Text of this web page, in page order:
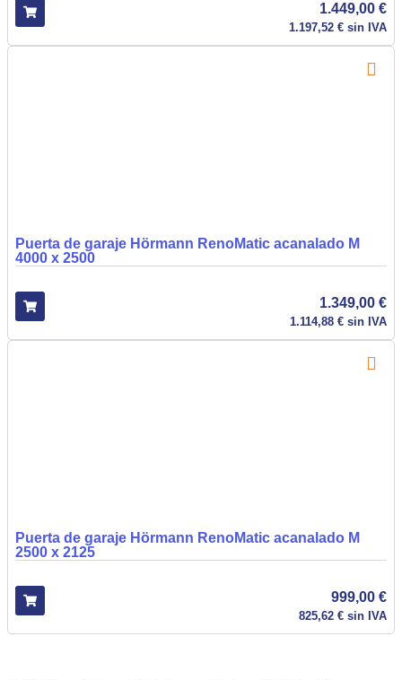
1.449,00 €
1.197,52 € sin IVA
Puerta de garaje Hörmann RenoMatic acanalado M
4000 x 2500
1.349,00 €
1.114,88 € sin IVA
Puerta de garaje Hörmann RenoMatic acanalado M
2500 x 2125
999,00 €
825,62 € sin IVA